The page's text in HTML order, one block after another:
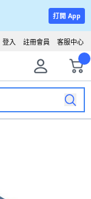
打開 App
客服中心
註冊會員
登入